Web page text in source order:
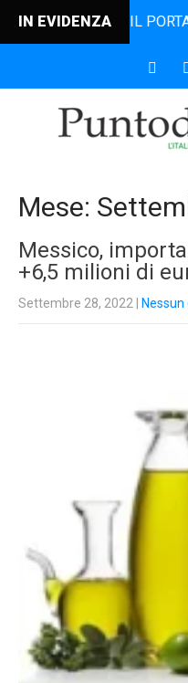
IN EVIDENZAIL PORTALE
Mese:
Messico,
+6,5 milioni di
Settembre 28, 2022